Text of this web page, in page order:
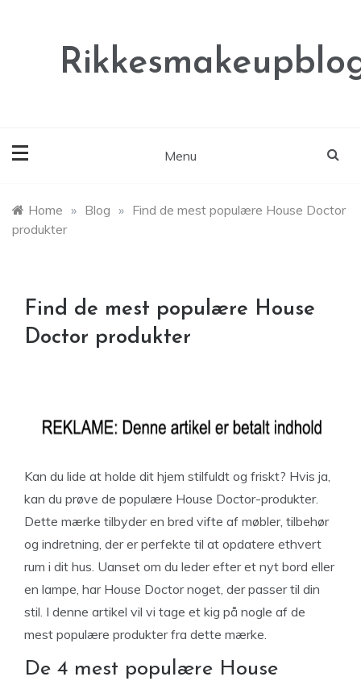
Menu
Home » Blog » Find de mest populære House Doctor
produkter
Find de mest populære House
Doctor produkter
Kan du lide at holde dit hjem stilfuldt og friskt? Hvis ja,
kan du prøve de populære House Doctor-produkter.
Dette mærke tilbyder en bred vifte af møbler, tilbehør
og indretning, der er perfekte til at opdatere ethvert
rum i dit hus. Uanset om du leder efter et nyt bord eller
en lampe, har House Doctor noget, der passer til din
stil. I denne artikel vil vi tage et kig på nogle af de
mest populære produkter fra dette mærke.
De 4 mest populære House